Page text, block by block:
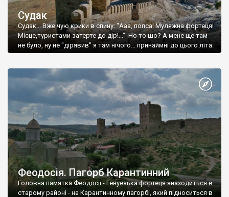
Судак
Судак... Вже чую крики в спину: "Ааа, попса! Муляжна фортеця!
Місце,туристами затерте до дір!..." Но то шо? А мене ще там
не було, ну не "дірявив" я там нічого... принаймні до цього літа.
Феодосія. Пагорб Карантинний
Головна памятка Феодосії - Генуезька фортеця знаходиться в
старому районі - на Карантинному пагорбі, який підноситься в